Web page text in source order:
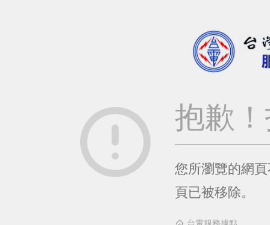
抱歉
您所瀏覽的網
頁已被移除。